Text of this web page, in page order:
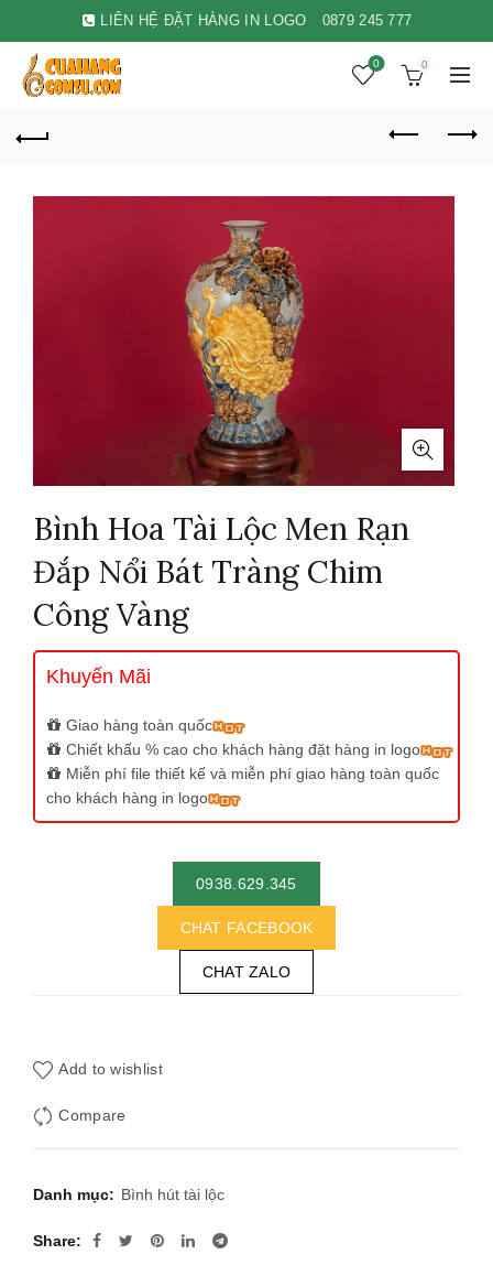
LIÊN HỆ ĐẶT HÀNG IN LOGO 0879 245 777
0 0
Bình Hoa Tài Lộc Men Rạn
Đắp Nổi Bát Tràng Chim
Công Vàng
Khuyến Mãi
Giao hàng toàn quốc
Chiết khấu % cao cho khách hàng đặt hàng in logo
Miễn phí file thiết kế và miễn phí giao hàng toàn quốc
cho khách hàng in logo
0938.629.345
CHAT FACEBOOK
CHAT ZALO
Add to wishlist
Compare
Danh mục: Bình hút tài lộc
Share